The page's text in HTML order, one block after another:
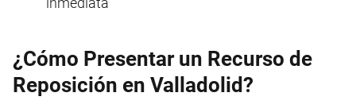
¿Cómo Presentar un Recurso de
Reposición en Valladolid?